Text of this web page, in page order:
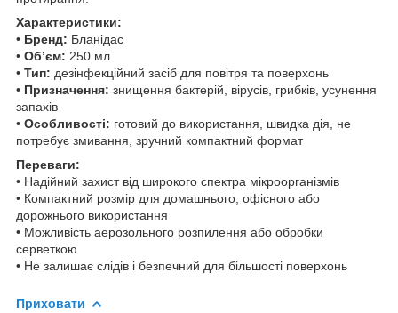
Характеристики:
• Бренд: Бланідас
• Об’єм: 250 мл
• Тип: дезінфекційний засіб для повітря та поверхонь
• Призначення: знищення бактерій, вірусів, грибків, усунення
запахів
• Особливості: готовий до використання, швидка дія, не
потребує змивання, зручний компактний формат
Переваги:
• Надійний захист від широкого спектра мікроорганізмів
• Компактний розмір для домашнього, офісного або
дорожнього використання
• Можливість аерозольного розпилення або обробки
серветкою
• Не залишає слідів і безпечний для більшості поверхонь
Приховати